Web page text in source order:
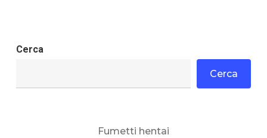
Cerca
Cerca
Fumetti hentai